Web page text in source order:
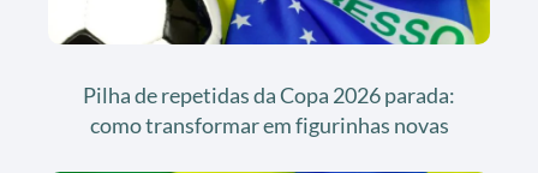
Pilha de repetidas da Copa 2026 parada:
como transformar em figurinhas novas